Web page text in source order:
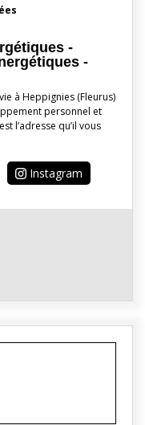
-
-
à Heppignies (Fleurus)
personnel et
l’adresse qu’il vous
Instagram